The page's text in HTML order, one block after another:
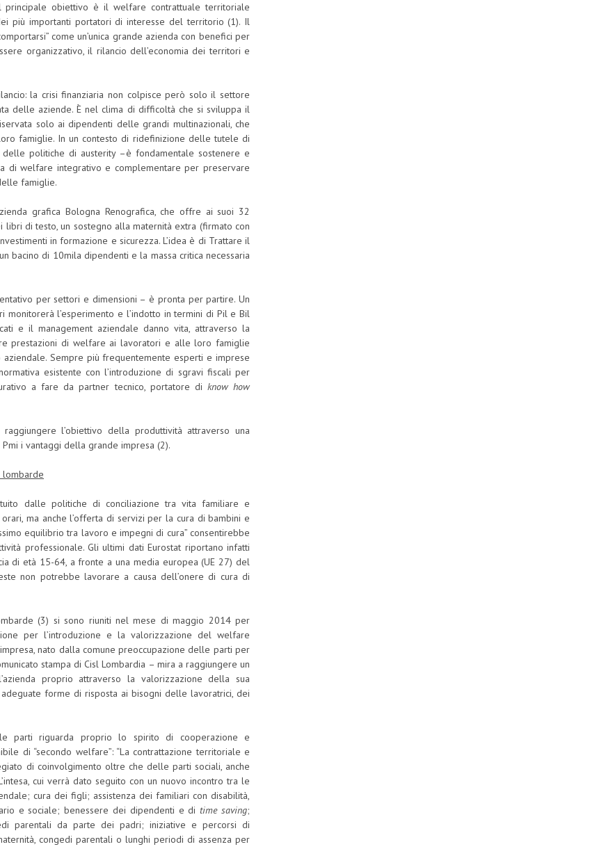
principale obiettivo è il welfare contrattuale territoriale
più importanti portatori di interesse del territorio (1). Il
come un’unica grande azienda con benefici per
organizzativo, il rilancio dell’economia dei territori e
la crisi finanziaria non colpisce però solo il settore
delle aziende. È nel clima di difficoltà che si sviluppa il
solo ai dipendenti delle grandi multinazionali, che
famiglie. In un contesto di ridefinizione delle tutele di
politiche di austerity –è fondamentale sostenere e
di welfare integrativo e complementare per preservare
famiglie.
grafica Bologna Renografica, che offre ai suoi 32
di testo, un sostegno alla maternità extra (firmato con
in formazione e sicurezza. L’idea è di Trattare il
bacino di 10mila dipendenti e la massa critica necessaria
per settori e dimensioni – è pronta per partire. Un
l’esperimento e l’indotto in termini di Pil e Bil
e il management aziendale danno vita, attraverso la
prestazioni di welfare ai lavoratori e alle loro famiglie
Sempre più frequentemente esperti e imprese
esistente con l’introduzione di sgravi fiscali per
a fare da partner tecnico, portatore di know how
l’obiettivo della produttività attraverso una
i vantaggi della grande impresa (2).
lombarde
dalle politiche di conciliazione tra vita familiare e
ma anche l’offerta di servizi per la cura di bambini e
equilibrio tra lavoro e impegni di cura” consentirebbe
professionale. Gli ultimi dati Eurostat riportano infatti
di età 15-64, a fronte a una media europea (UE 27) del
non potrebbe lavorare a causa dell’onere di cura di
(3) si sono riuniti nel mese di maggio 2014 per
per l’introduzione e la valorizzazione del welfare
nato dalla comune preoccupazione delle parti per
stampa di Cisl Lombardia – mira a raggiungere un
proprio attraverso la valorizzazione della sua
adeguate forme di risposta ai bisogni delle lavoratrici, dei
parti riguarda proprio lo spirito di cooperazione e
di “secondo welfare”: “La contrattazione territoriale e
di coinvolgimento oltre che delle parti sociali, anche
cui verrà dato seguito con un nuovo incontro tra le
cura dei figli; assistenza dei familiari con disabilità,
e sociale; benessere dei dipendenti e ditime saving;
parentali da parte dei padri; iniziative e percorsi di
congedi parentali o lunghi periodi di assenza per